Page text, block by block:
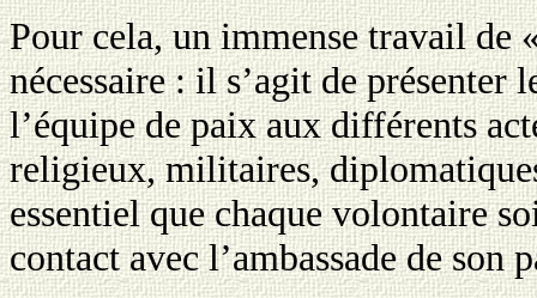
Pour cela, un immense travail de
nécessaire : il s’agit de présenter
l’équipe de paix aux différents
religieux, militaires,
essentiel que chaque volontaire
contact avec l’ambassade de son